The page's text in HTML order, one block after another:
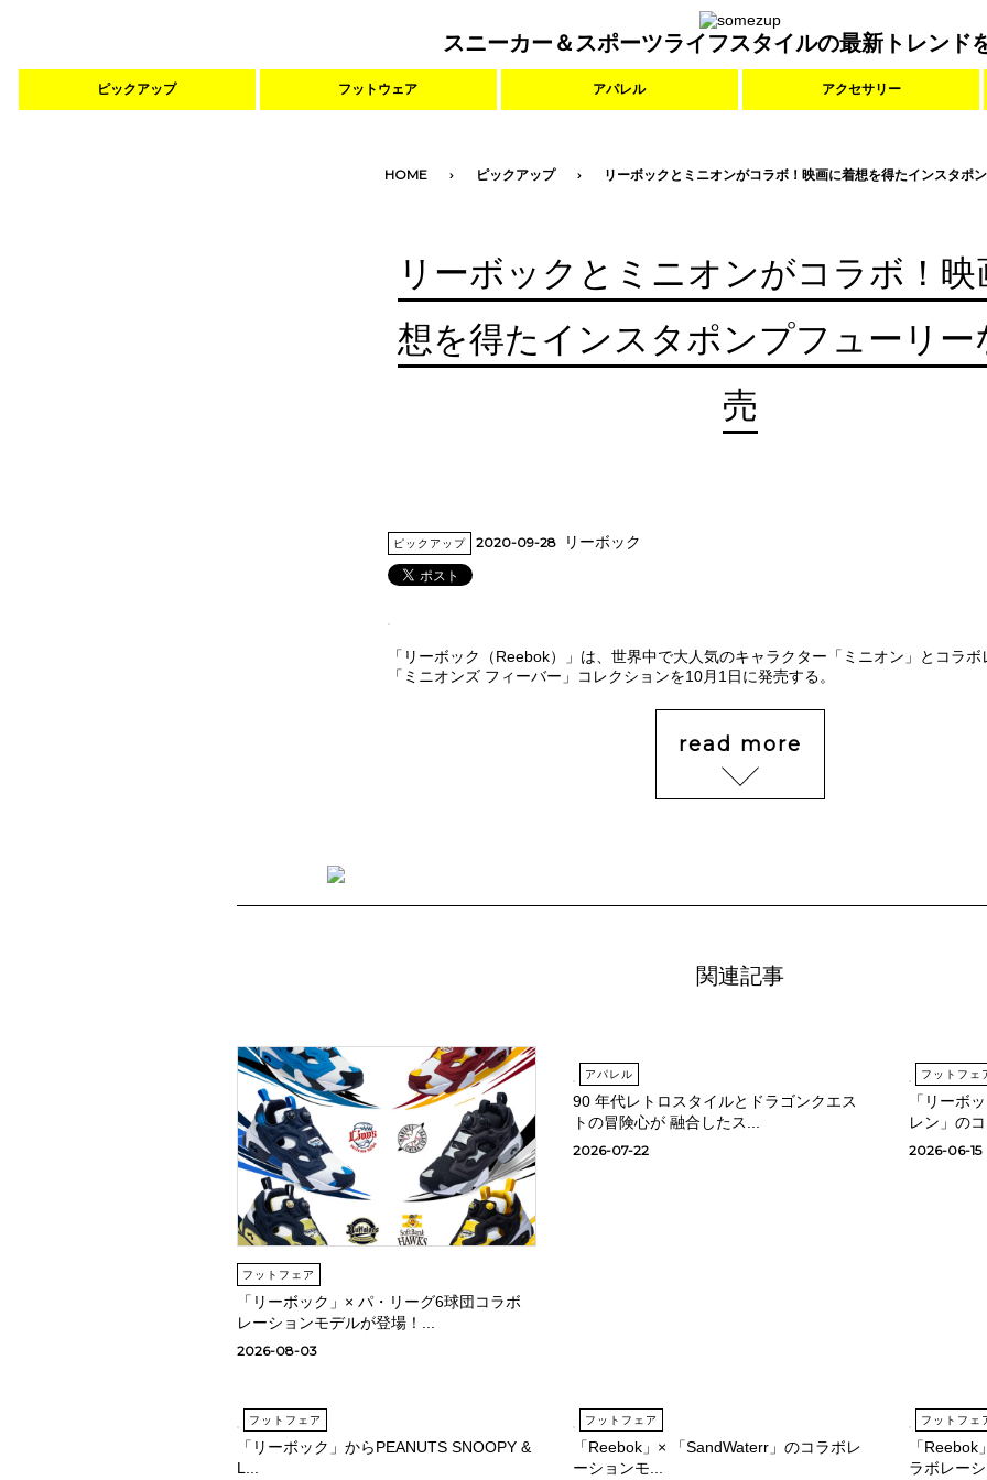
スニーカー＆スポーツライフスタイルの最新トレンド
ピックアップ フットウェア アパレル アクセサリー
HOME ピックアップ リーボックとミニオンがコラボ！映画に着想を得たインスタポ
リーボックとミニオンがコラボ！映
想を得たインスタポンプフューリー
売
ピックアップ 2020-09-28 リーボック
「リーボック（Reebok）」は、世界中で大人気のキャラクター「ミニオン」とコラ
「ミニオンズ フィーバー」コレクションを10月1日に発売する。
read more
関連記事
フットフェア
「リーボック」× パ・リーグ6球団コラボ
レーションモデルが登場！...
2026-08-03
アパレル
90 年代レトロスタイルとドラゴンクエス
トの冒険心が 融合したス...
2026-07-22
フットフェ
「リーボ
レン」の
2026-06-15
フットフェア
「リーボック」からPEANUTS SNOOPY &
L...
フットフェア
「Reebok」× 「SandWaterr」のコラボレ
ーションモ...
フットフェ
「
ラボレー